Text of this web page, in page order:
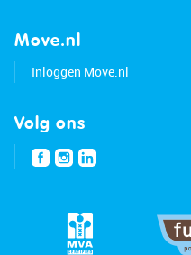
Move.nl
Inloggen Move.nl
Volg ons